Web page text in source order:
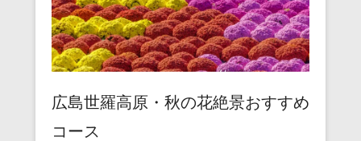
広島世羅高原・秋の花絶景おすすめ
コース